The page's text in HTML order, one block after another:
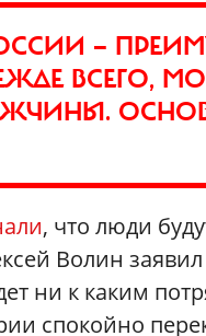
—
ВСЕГО,
, что люди
Волин заявил
ни к каким
спокойно